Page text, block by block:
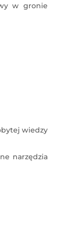
w gronie
wiedzy
narzędzia